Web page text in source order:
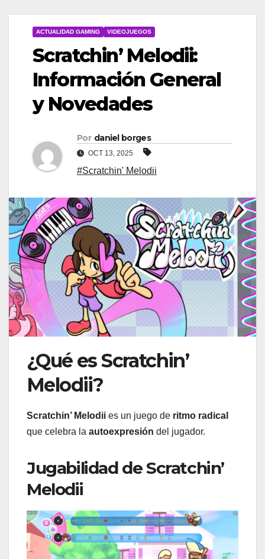
ACTUALIDAD GAMING VIDEOJUEGOS
Scratchin’ Melodii:
Información General
y Novedades
Por daniel borges
OCT 13, 2025
#Scratchin' Melodii
¿Qué es Scratchin’
Melodii?
Scratchin’ Melodii es un juego de ritmo radical
que celebra la autoexpresión del jugador.
Jugabilidad de Scratchin’
Melodii